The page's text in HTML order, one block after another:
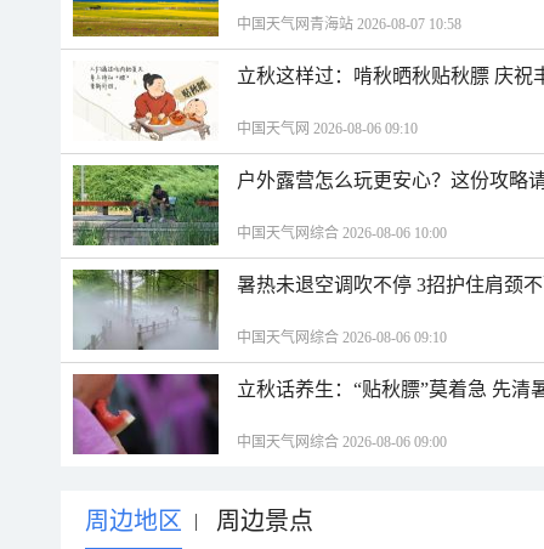
中国天气网青海站 2026-08-07 10:58
立秋这样过：啃秋晒秋贴秋膘 庆祝
中国天气网 2026-08-06 09:10
户外露营怎么玩更安心？这份攻略
中国天气网综合 2026-08-06 10:00
暑热未退空调吹不停 3招护住肩颈
中国天气网综合 2026-08-06 09:10
立秋话养生：“贴秋膘”莫着急 先清
中国天气网综合 2026-08-06 09:00
周边地区 | 周边景点